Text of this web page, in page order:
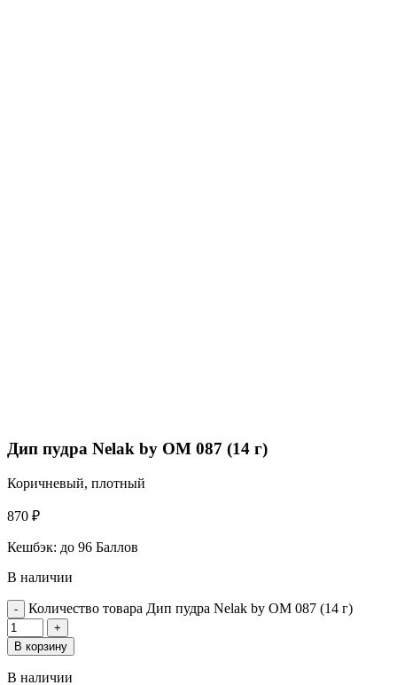
Дип пудра Nelak by OM 087 (14 г)
Коричневый, плотный
870 ₽
Кешбэк: до 96 Баллов
В наличии
Количество товара Дип пудра Nelak by OM 087 (14 г)
В корзину
В наличии